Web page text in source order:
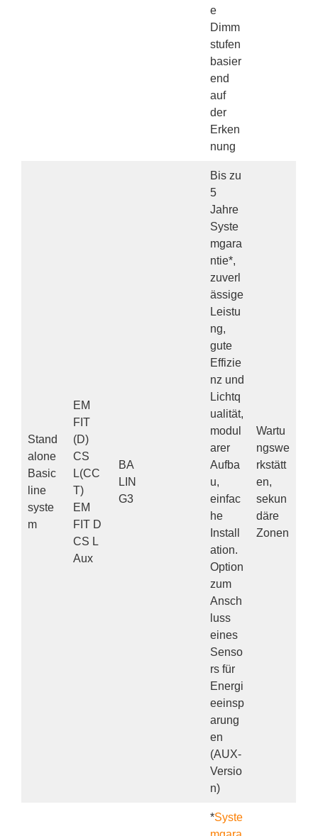
e
Dimm
stufen
basier
end
auf
der
Erken
nung
Stand
alone
Basic
line
syste
m
EM
FIT
(D)
CS
L(CC
T)
EM
FIT D
CS L
Aux
BA
LIN
G3
Bis zu
5
Jahre
Syste
mgara
ntie*,
zuverl
ässige
Leistu
ng,
gute
Effizie
nz und
Lichtq
ualität,
modul
arer
Aufba
u,
einfac
he
Install
ation.
Option
zum
Ansch
luss
eines
Senso
rs für
Energi
eeinsp
arung
en
(AUX-
Versio
n)
Wartu
ngswe
rkstätt
en,
sekun
däre
Zonen
*Syste